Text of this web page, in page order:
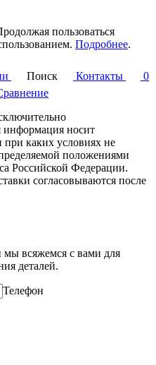
пользоваться
Подробнее.
Поиск Контакты
0
информация носит
при каких условиях не
положениями
Российской Федерации.
согласовываются после
всяжемся с вами для
деталей.
Телефон